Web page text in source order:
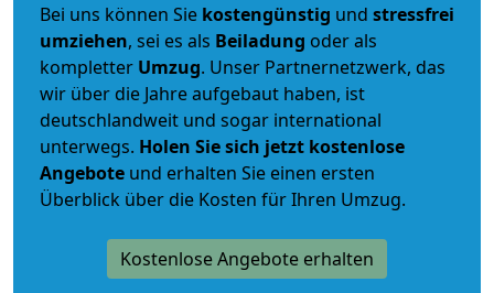
Bei uns können Sie kostengünstig und stressfrei
umziehen, sei es als Beiladung oder als
kompletter Umzug. Unser Partnernetzwerk, das
wir über die Jahre aufgebaut haben, ist
deutschlandweit und sogar international
unterwegs. Holen Sie sich jetzt kostenlose
Angebote und erhalten Sie einen ersten
Überblick über die Kosten für Ihren Umzug.
Kostenlose Angebote erhalten